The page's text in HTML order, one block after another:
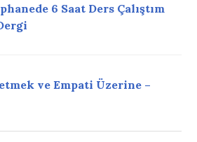
6 Saat Ders Çalıştım
ve Empati Üzerine –